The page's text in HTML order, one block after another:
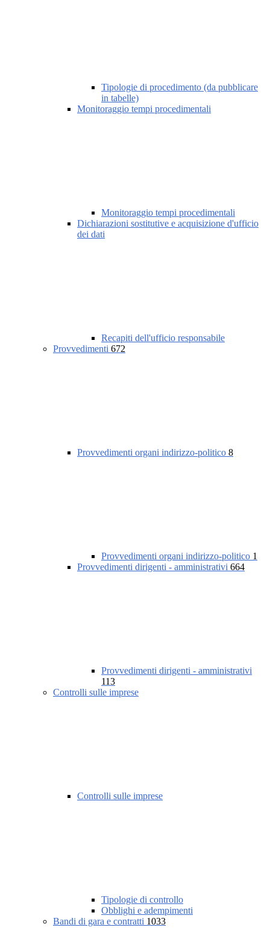
Tipologie di procedimento (da pubblicare
in tabelle)
Monitoraggio tempi procedimentali
Monitoraggio tempi procedimentali
Dichiarazioni sostitutive e acquisizione d'ufficio
dei dati
Recapiti dell'ufficio responsabile
Provvedimenti 672
Provvedimenti organi indirizzo-politico 8
Provvedimenti organi indirizzo-politico 1
Provvedimenti dirigenti - amministrativi 664
Provvedimenti dirigenti - amministrativi
113
Controlli sulle imprese
Controlli sulle imprese
Tipologie di controllo
Obblighi e adempimenti
Bandi di gara e contratti 1033